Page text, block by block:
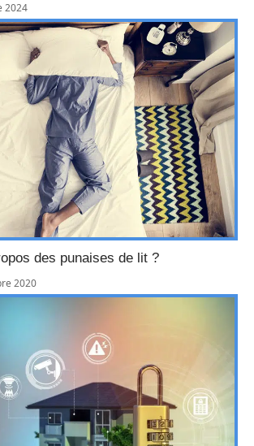
2024
des punaises de lit ?
2020